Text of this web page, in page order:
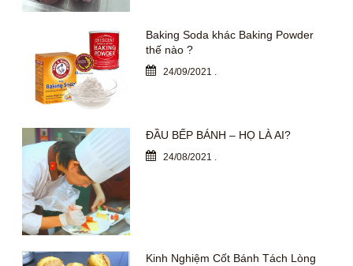
Baking Soda khác Baking Powder
thế nào ?
24/09/2021 .
ĐẦU BẾP BÁNH – HỌ LÀ AI?
24/08/2021
Kinh Nghiệm Cốt Bánh Tách Lòng